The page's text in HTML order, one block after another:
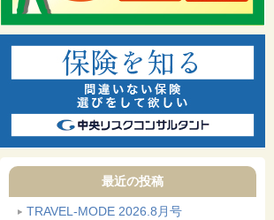
最近の投稿
TRAVEL-MODE 2026.8月号